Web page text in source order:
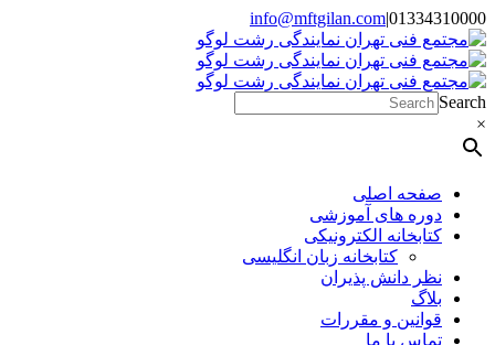
Skip
to
content
01334310000
|
info@mftgilan.com
Instagram
LinkedIn
Search
×
صفحه اصلی
دوره های آموزشی
کتابخانه الکترونیکی
کتابخانه زبان انگلیسی
نظر دانش پذیران
بلاگ
قوانین و مقررات
تماس با ما